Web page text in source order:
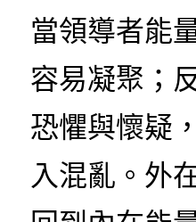
當領導者能
容易凝聚；
恐懼與懷疑
入混亂。外